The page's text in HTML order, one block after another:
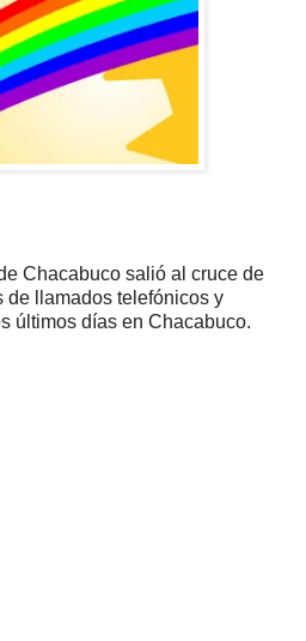
Chacabuco salió al cruce de
de llamados telefónicos y
últimos días en Chacabuco.